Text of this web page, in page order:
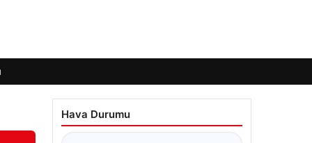
Hava Durumu